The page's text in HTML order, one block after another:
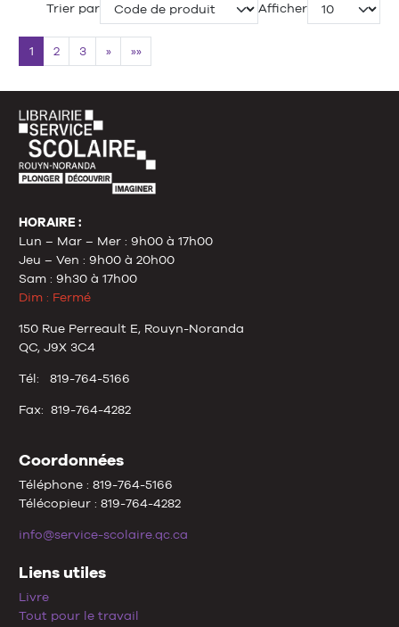
Trier par
Afficher
1 2 3 » »»
HORAIRE :
Lun – Mar – Mer : 9h00 à 17h00
Jeu – Ven : 9h00 à 20h00
Sam : 9h30 à 17h00
Dim : Fermé
150 Rue Perreault E, Rouyn-Noranda
QC, J9X 3C4
Tél: 819-764-5166
Fax: 819-764-4282
Coordonnées
Téléphone : 819-764-5166
Télécopieur : 819-764-4282
info@service-scolaire.qc.ca
Liens utiles
Livre
Tout pour le travail